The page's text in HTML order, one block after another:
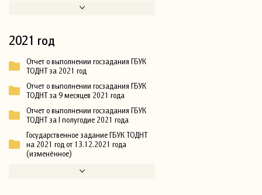
2021 год
Отчет о выполнении госзадания ГБУК
ТОДНТ за 2021 год
Отчет о выполнении госзадания ГБУК
ТОДНТ за 9 месяцев 2021 года
Отчет о выполнении госзадания ГБУК
ТОДНТ за I полугодие 2021 года
Государственное задание ГБУК ТОДНТ
на 2021 год от 13.12.2021 года
(изменённое)